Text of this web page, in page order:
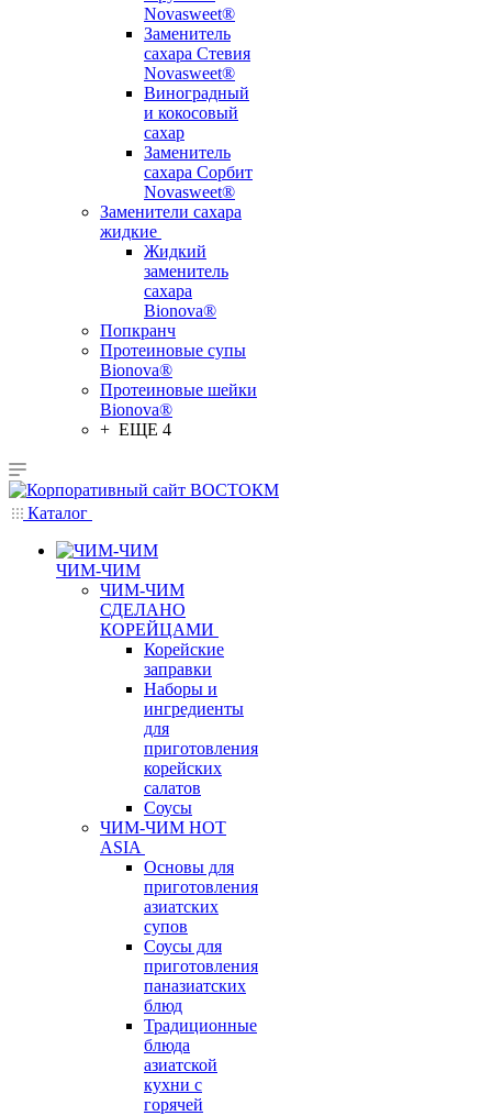
Novasweet®
Заменитель
сахара Стевия
Novasweet®
Виноградный
и кокосовый
сахар
Заменитель
сахара Сорбит
Novasweet®
Заменители сахара
жидкие
Жидкий
заменитель
сахара
Bionova®
Попкранч
Протеиновые супы
Bionova®
Протеиновые шейки
Bionova®
+ ЕЩЕ 4
Каталог
ЧИМ-ЧИМ
ЧИМ-ЧИМ
СДЕЛАНО
КОРЕЙЦАМИ
Корейские
заправки
Наборы и
ингредиенты
для
приготовления
корейских
салатов
Соусы
ЧИМ-ЧИМ HOT
ASIA
Основы для
приготовления
азиатских
супов
Соусы для
приготовления
паназиатских
блюд
Традиционные
блюда
азиатской
кухни с
горячей